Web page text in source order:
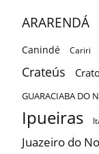
ARARENDÁ
Canindé
Cariri
Crateús
GUARACIABA DO
Ipueiras
Juazeiro do